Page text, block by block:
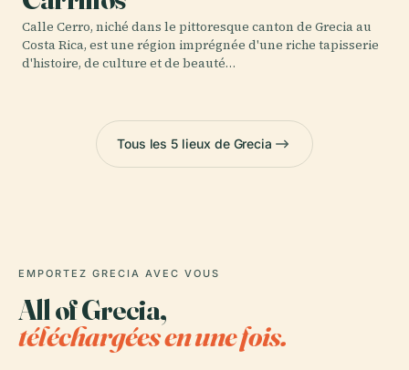
Calle Cerro, niché dans le pittoresque canton de Grecia au
Costa Rica, est une région imprégnée d'une riche tapisserie
d'histoire, de culture et de beauté…
Tous les 5 lieux de Grecia
EMPORTEZ GRECIA AVEC VOUS
All of Grecia,
téléchargées en une fois.